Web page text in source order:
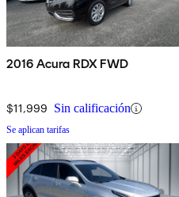
2016 Acura RDX FWD
$11,999 Sin calificación
Se aplican tarifas